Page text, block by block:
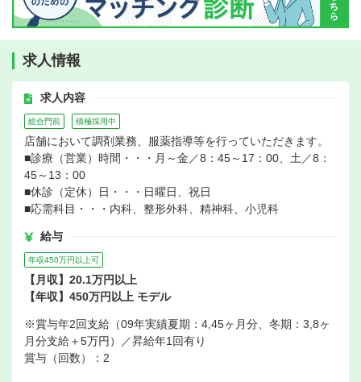
求人情報
求人内容
総合門前 積極採用中
店舗において調剤業務、服薬指導等を行っていただきます。
■診療（営業）時間・・・月～金／8：45～17：00、土／8：
45～13：00
■休診（定休）日・・・日曜日、祝日
■応需科目・・・内科、整形外科、精神科、小児科
給与
年収450万円以上可
【月収】20.1万円以上
【年収】450万円以上 モデル
※賞与年2回支給（09年実績夏期：4,45ヶ月分、冬期：3,8ヶ
月分支給＋5万円）／昇給年1回有り
賞与（回数）：2